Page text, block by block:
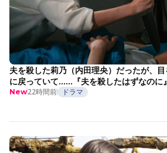
夫を殺した莉乃（内田理央）だったが、
に戻っていて……『夫を殺したはずなのに
New22時間前 ドラマ